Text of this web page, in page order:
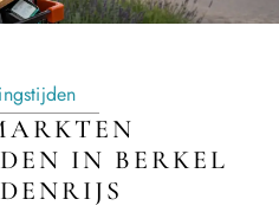
IN BERKEL